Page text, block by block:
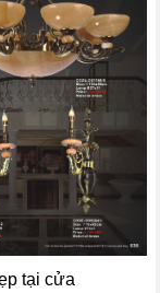
tại cửa